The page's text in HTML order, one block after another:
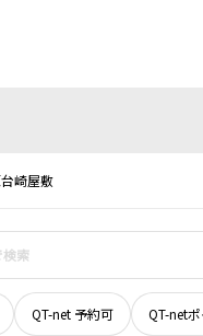
崎屋敷
QT-net 予約可 QT-net